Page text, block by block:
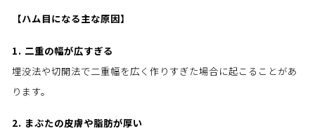
【ハム目になる主な原因】
1. 二重の幅が広すぎる
埋没法や切開法で二重幅を広く作りすぎた場合に起こることがあ
ります。
2. まぶたの皮膚や脂肪が厚い